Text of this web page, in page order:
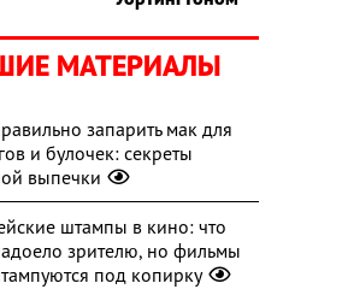
МАТЕРИАЛЫ
запарить мак для
и булочек: секреты
выпечки
штампы в кино: что
зрителю, но фильмы
под копирку